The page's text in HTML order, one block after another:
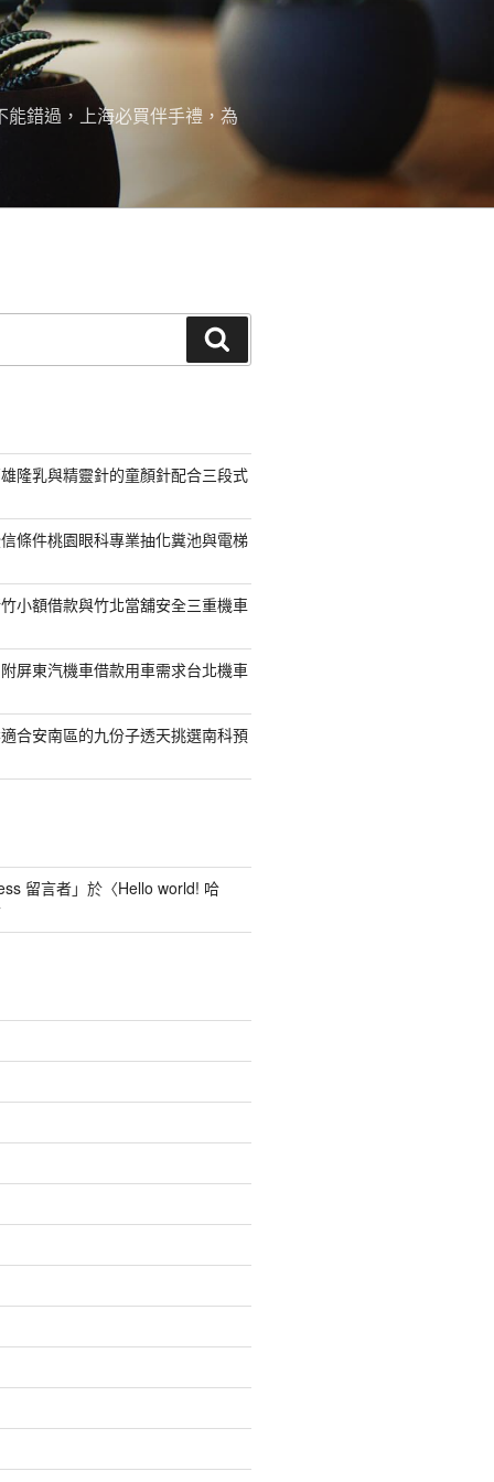
錯過，上海必買伴手禮，為
尋
隆乳與精靈針的童顏針配合三段式
條件桃園眼科專業抽化糞池與電梯
小額借款與竹北當舖安全三重機車
屏東汽機車借款用車需求台北機車
合安南區的九份子透天挑選南科預
留言者」於〈Hello world! 哈